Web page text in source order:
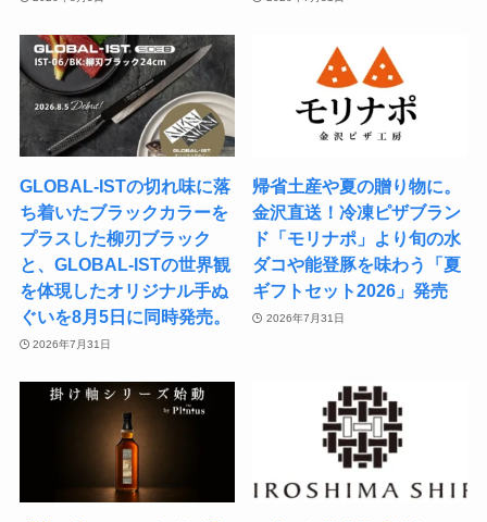
GLOBAL-ISTの切れ味に落
ち着いたブラックカラーを
プラスした柳刃ブラック
と、GLOBAL-ISTの世界観
を体現したオリジナル手ぬ
ぐいを8月5日に同時発売。
2026年7月31日
帰省土産や夏の贈り物に。
金沢直送！冷凍ピザブラン
ド「モリナポ」より旬の水
ダコや能登豚を味わう「夏
ギフトセット2026」発売
2026年7月31日